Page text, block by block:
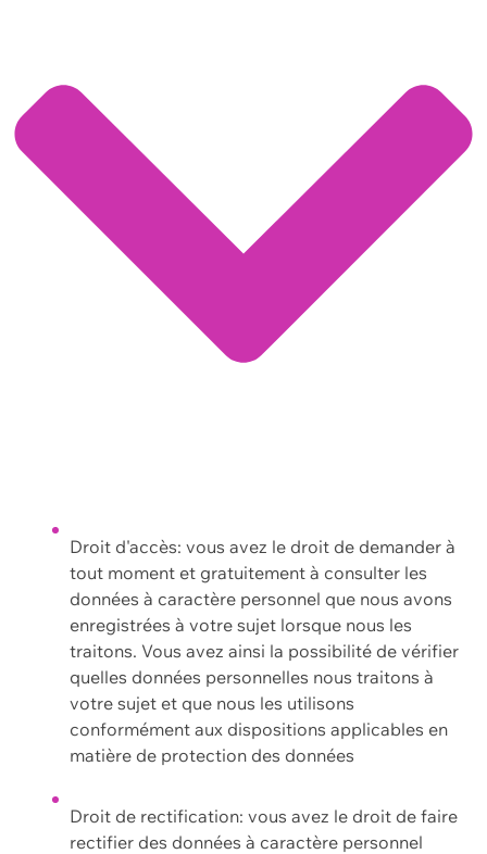
Droit d'accès: vous avez le droit de demander à
tout moment et gratuitement à consulter les
données à caractère personnel que nous avons
enregistrées à votre sujet lorsque nous les
traitons. Vous avez ainsi la possibilité de vérifier
quelles données personnelles nous traitons à
votre sujet et que nous les utilisons
conformément aux dispositions applicables en
matière de protection des données
Droit de rectification: vous avez le droit de faire
rectifier des données à caractère personnel